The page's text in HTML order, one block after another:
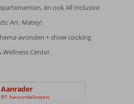
én ook All Inclusive
Arr, Matey!
avonden + show cooking
Wellness Center
Aanrader
81 beoordelingen